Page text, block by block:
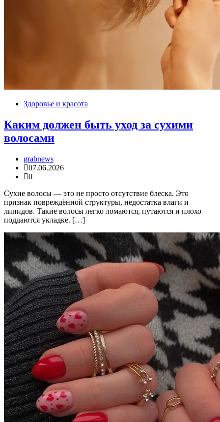
Здоровье и красота
Каким должен быть уход за сухими
волосами
grabnews
07.06.2026
0
Сухие волосы — это не просто отсутствие блеска. Это
признак повреждённой структуры, недостатка влаги и
липидов. Такие волосы легко ломаются, путаются и плохо
поддаются укладке. […]